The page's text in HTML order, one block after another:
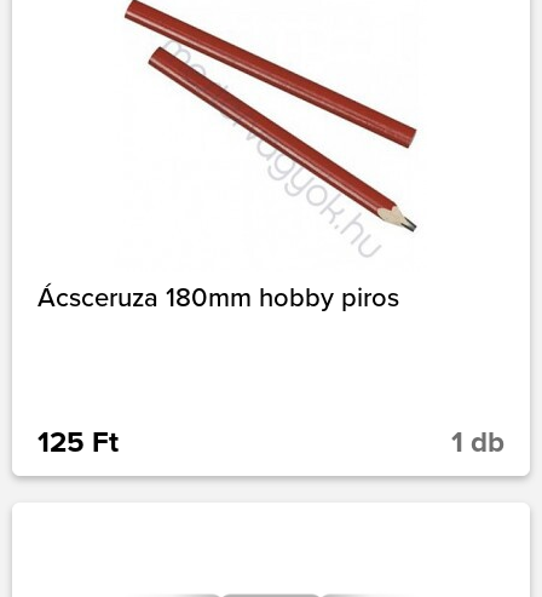
Ácsceruza 180mm hobby piros
125 Ft 1 db